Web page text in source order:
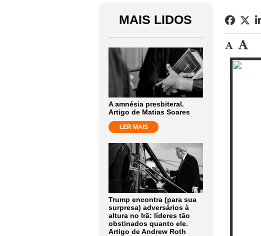
MAIS LIDOS
A amnésia presbiteral.
Artigo de Matias Soares
LER MAIS
Trump encontra (para sua
surpresa) adversários à
altura no Irã: líderes tão
obstinados quanto ele.
Artigo de Andrew Roth